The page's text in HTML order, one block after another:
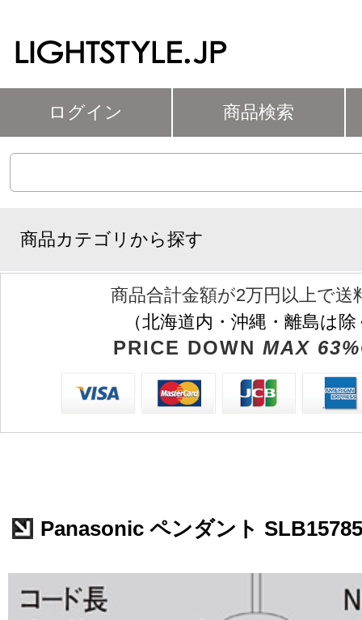
ログイン 商品検索
商品カテゴリから探す
商品合計金額が2万円以上で送
（北海道内・沖縄・離島は
PRICE DOWN MAX
Panasonic ペンダント SLB15785